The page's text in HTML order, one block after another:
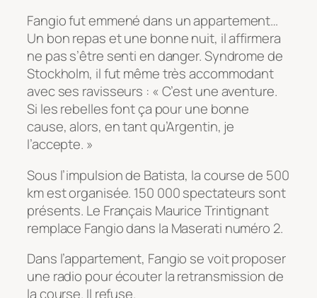
Fangio fut emmené dans un appartement…
Un bon repas et une bonne nuit, il affirmera
ne pas s’être senti en danger. Syndrome de
Stockholm, il fut même très accommodant
avec ses ravisseurs : « C’est une aventure.
Si les rebelles font ça pour une bonne
cause, alors, en tant qu’Argentin, je
l’accepte. »
Sous l’impulsion de Batista, la course de 500
km est organisée. 150 000 spectateurs sont
présents. Le Français Maurice Trintignant
remplace Fangio dans la Maserati numéro 2.
Dans l’appartement, Fangio se voit proposer
une radio pour écouter la retransmission de
la course. Il refuse.